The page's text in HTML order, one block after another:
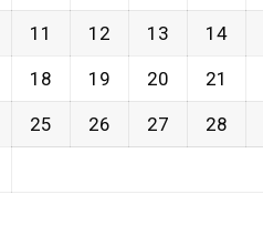
11 12 13 14
18 19 20 21
25 26 27 28